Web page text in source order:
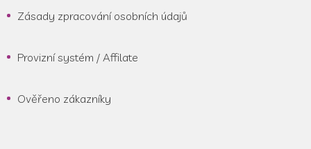
Zásady zpracování osobních údajů
Provizní systém / Affilate
Ověřeno zákazníky